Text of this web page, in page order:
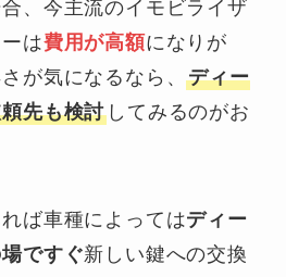
、今主流のイモビライザ
は費用が高額になりが
が気になるなら、ディー
先も検討 してみるのがお
ば車種によってはディー
ですぐ新しい鍵への交換